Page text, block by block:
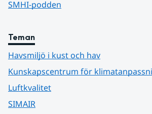
SMHI-podden
Teman
Havsmiljö i kust och hav
Kunskapscentrum för
Luftkvalitet
SIMAIR